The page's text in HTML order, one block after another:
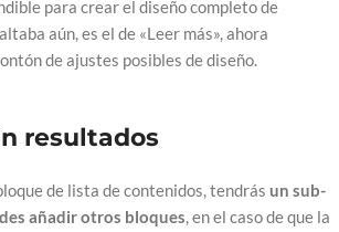
para crear el diseño completo de
aún, es el de «Leer más», ahora
de ajustes posibles de diseño.
resultados
de lista de contenidos, tendrás un sub-
añadir otros bloques, en el caso de que la